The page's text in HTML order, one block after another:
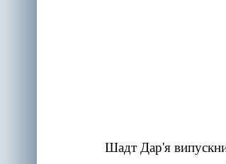
Шадт Дар'я